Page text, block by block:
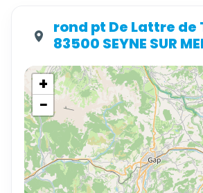
rond pt De Lattre
83500 SEYNE SUR
+
−